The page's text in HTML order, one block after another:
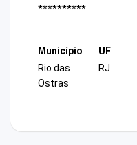
**********
Município
Rio das
Ostras
UF
RJ